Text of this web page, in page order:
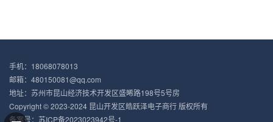
手机：18068078013
邮箱：480150081@qq.com
地址：苏州市昆山经济技术开发区盛晞路198号5号房
Copyright © 2023-2024 昆山开发区皓跃泽电子商行 版权所有
备案号： 苏ICP备2023023942号-1